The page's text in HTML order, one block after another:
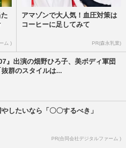
ム )
アマゾンで大人気！血圧対策は
コーヒーに足してみて
PR(森永乳業)
』出演の畑野ひろ子、美ボディ軍団
群のスタイルは...
したいなら「〇〇するべき」
PR(合同会社デジタルファーム )